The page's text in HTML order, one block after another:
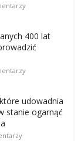
400 lat
udowadnia
stanie ogarnąć